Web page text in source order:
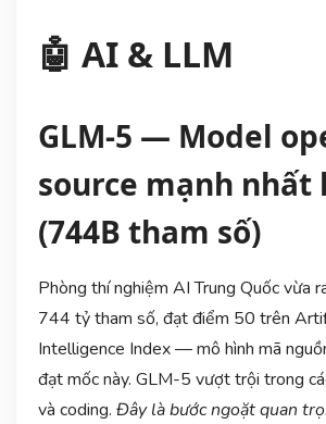
🤖 AI & LLM
GLM-5 — Model
source mạnh nhất
(744B tham số)
Phòng thí nghiệm AI Trung Quốc vừa
744 tỷ tham số, đạt điểm 50 trên
Intelligence Index — mô hình mã
đạt mốc này. GLM-5 vượt trội trong
và coding. Đây là bước ngoặt quan